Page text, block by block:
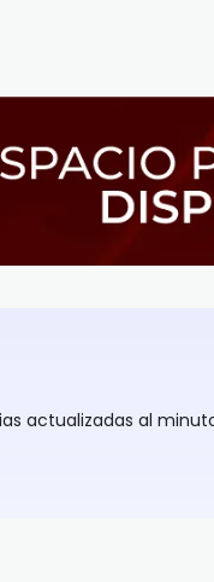
actualizadas al